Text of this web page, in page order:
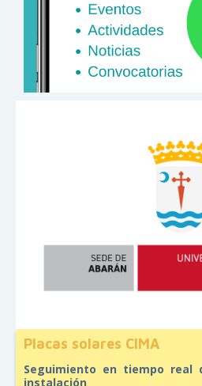
Placas solares CIMA
Seguimiento en tiempo real
instalación